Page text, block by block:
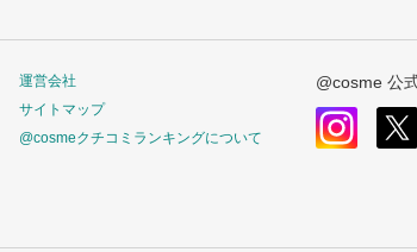
運営会社
サイトマップ
@cosmeクチコミランキングについて
@cosme 公